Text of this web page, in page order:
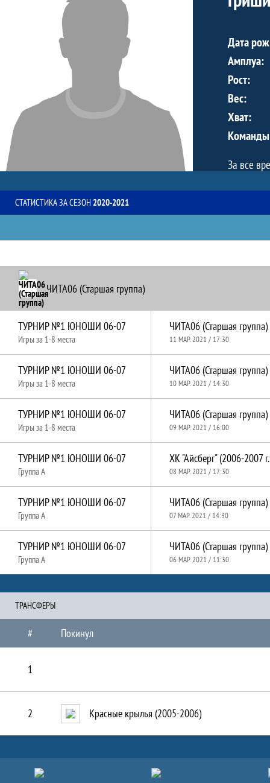
Дата
Амплуа:
Рост:
Вес:
Хват:
За все
СТАТИСТИКА ЗА СЕЗОН 2020-2021
ЧИТА06 (Старшая группа)
ТУРНИР №1 ЮНОШИ 06-07
Игры за 1-8 места
ЧИТА06 (Старшая группа)
11 МАР. 2021 / 17:30
ТУРНИР №1 ЮНОШИ 06-07
Игры за 1-8 места
ЧИТА06 (Старшая группа)
10 МАР. 2021 / 14:30
ТУРНИР №1 ЮНОШИ 06-07
Игры за 1-8 места
ЧИТА06 (Старшая группа)
09 МАР. 2021 / 16:00
ТУРНИР №1 ЮНОШИ 06-07
Группа A
ХК "Айсберг" (2006-2007
08 МАР. 2021 / 17:30
ТУРНИР №1 ЮНОШИ 06-07
Группа A
ЧИТА06 (Старшая группа)
07 МАР. 2021 / 14:30
ТУРНИР №1 ЮНОШИ 06-07
Группа A
ЧИТА06 (Старшая группа)
06 МАР. 2021 / 11:30
ТРАНCФЕРЫ
# Покинул
1
2 Красные крылья (2005-2006)
Партнёры